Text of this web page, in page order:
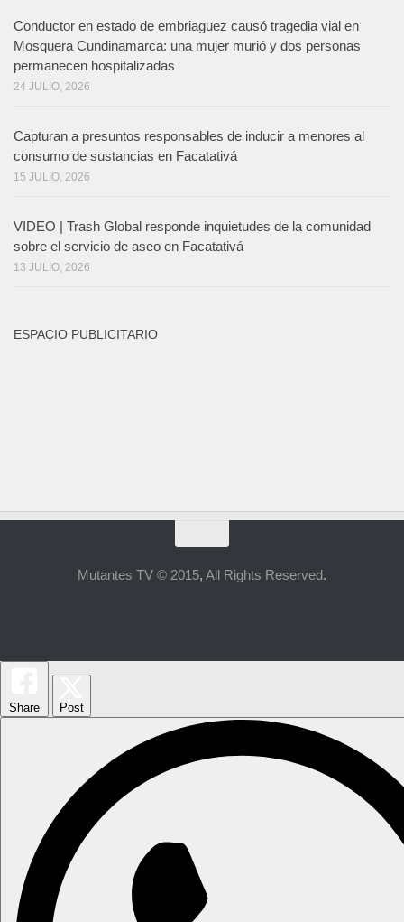
Conductor en estado de embriaguez causó tragedia vial en
Mosquera Cundinamarca: una mujer murió y dos personas
permanecen hospitalizadas
24 JULIO, 2026
Capturan a presuntos responsables de inducir a menores al
consumo de sustancias en Facatativá
15 JULIO, 2026
VIDEO | Trash Global responde inquietudes de la comunidad
sobre el servicio de aseo en Facatativá
13 JULIO, 2026
ESPACIO PUBLICITARIO
Mutantes TV © 2015, All Rights Reserved.
Share Post